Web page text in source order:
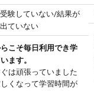
受験していない/結果が
出ていない
こそ毎日利用でき学
ます。
は頑張っていました
くなって学習時間が